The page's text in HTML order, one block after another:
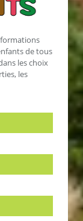
de tous
les choix
les